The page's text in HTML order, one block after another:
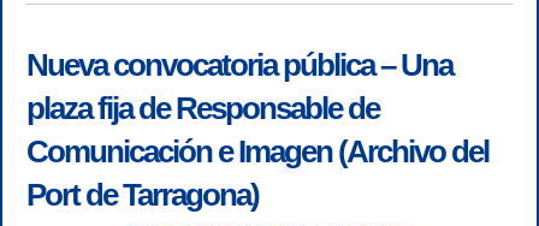
Nueva convocatoria pública – Una
plaza fija de Responsable de
Comunicación e Imagen (Archivo del
Port de Tarragona)